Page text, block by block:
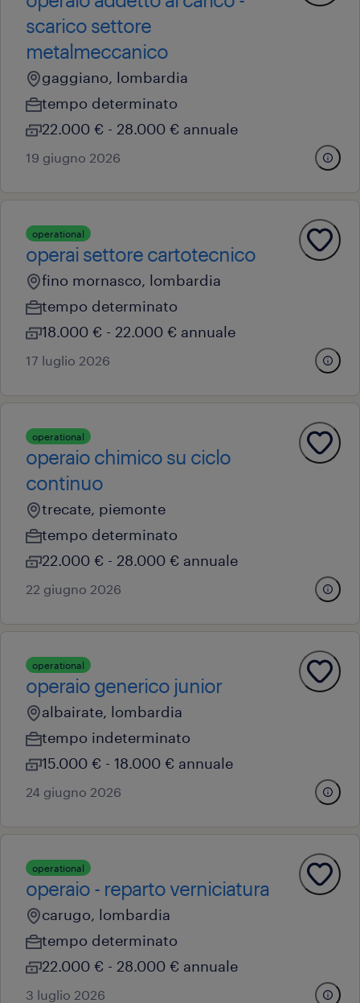
scarico settore
metalmeccanico
gaggiano, lombardia
tempo determinato
22.000 € - 28.000 € annuale
19 giugno 2026
operational
operai settore cartotecnico
fino mornasco, lombardia
tempo determinato
18.000 € - 22.000 € annuale
17 luglio 2026
operational
operaio chimico su ciclo
continuo
trecate, piemonte
tempo determinato
22.000 € - 28.000 € annuale
22 giugno 2026
operational
operaio generico junior
albairate, lombardia
tempo indeterminato
15.000 € - 18.000 € annuale
24 giugno 2026
operational
operaio - reparto verniciatura
carugo, lombardia
tempo determinato
22.000 € - 28.000 € annuale
3 luglio 2026